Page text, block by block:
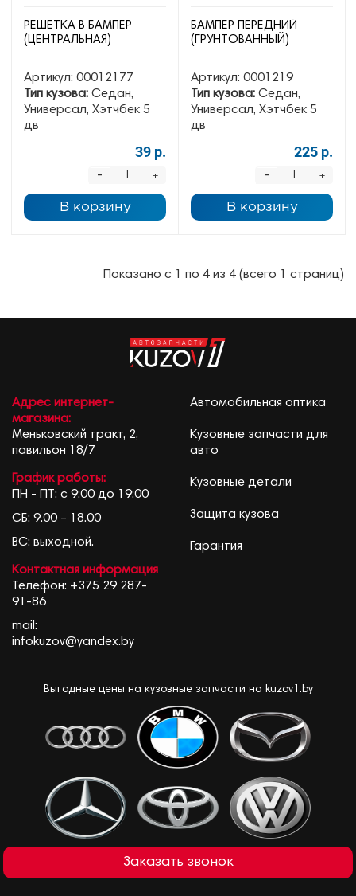
РЕШЕТКА В БАМПЕР
(ЦЕНТРАЛЬНАЯ)
Артикул: 00012177
Тип кузова: Седан,
Универсал, Хэтчбек 5
дв
39 р.
+
-
В корзину
БАМПЕР ПЕРЕДНИЙ
(ГРУНТОВАННЫЙ)
Артикул: 0001219
Тип кузова: Седан,
Универсал, Хэтчбек 5
дв
225 р.
+
-
В корзину
Показано с 1 по 4 из 4 (всего 1 страниц)
Адрес интернет-
магазина:
Меньковский тракт, 2,
павильон 18/7
График работы:
ПН - ПТ: с 9:00 до 19:00
СБ: 9.00 – 18.00
ВС: выходной.
Контактная информация
Телефон: +375 29 287-
91-86
mail:
infokuzov@yandex.by
Автомобильная оптика
Кузовные запчасти для
авто
Кузовные детали
Защита кузова
Гарантия
Выгодные цены на кузовные запчасти на kuzov1.by
Заказать звонок